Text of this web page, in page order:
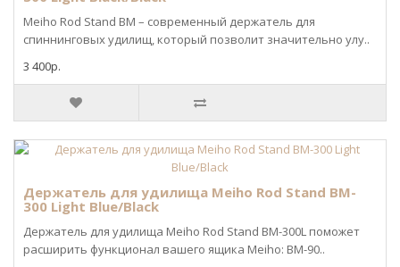
Meiho Rod Stand BM – современный держатель для
спиннинговых удилищ, который позволит значительно улу..
3 400р.
Держатель для удилища Meiho Rod Stand BM-
300 Light Blue/Black
Держатель для удилища Meiho Rod Stand BM-300L поможет
расширить функционал вашего ящика Meiho: BM-90..